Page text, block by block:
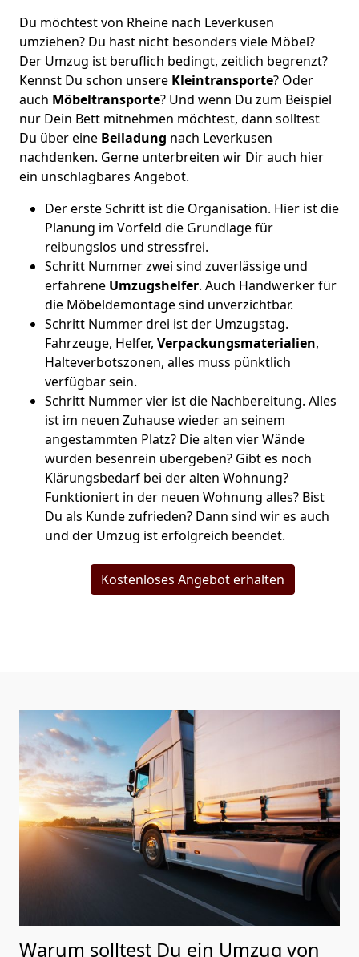
Du möchtest von Rheine nach Leverkusen
umziehen? Du hast nicht besonders viele Möbel?
Der Umzug ist beruflich bedingt, zeitlich begrenzt?
Kennst Du schon unsere Kleintransporte? Oder
auch Möbeltransporte? Und wenn Du zum Beispiel
nur Dein Bett mitnehmen möchtest, dann solltest
Du über eine Beiladung nach Leverkusen
nachdenken. Gerne unterbreiten wir Dir auch hier
ein unschlagbares Angebot.
Der erste Schritt ist die Organisation. Hier ist die
Planung im Vorfeld die Grundlage für
reibungslos und stressfrei.
Schritt Nummer zwei sind zuverlässige und
erfahrene Umzugshelfer. Auch Handwerker für
die Möbeldemontage sind unverzichtbar.
Schritt Nummer drei ist der Umzugstag.
Fahrzeuge, Helfer, Verpackungsmaterialien,
Halteverbotszonen, alles muss pünktlich
verfügbar sein.
Schritt Nummer vier ist die Nachbereitung. Alles
ist im neuen Zuhause wieder an seinem
angestammten Platz? Die alten vier Wände
wurden besenrein übergeben? Gibt es noch
Klärungsbedarf bei der alten Wohnung?
Funktioniert in der neuen Wohnung alles? Bist
Du als Kunde zufrieden? Dann sind wir es auch
und der Umzug ist erfolgreich beendet.
Kostenloses Angebot erhalten
Warum solltest Du ein Umzug von